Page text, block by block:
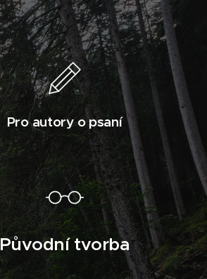
Pro autory o psaní
Původní tvorba